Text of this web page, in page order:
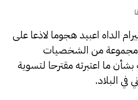
الداه اعبيد هجوما لاذعا على
مجموعة من الشخصيات
ما اعتبرته مقترحا لتسوية
في البلاد.